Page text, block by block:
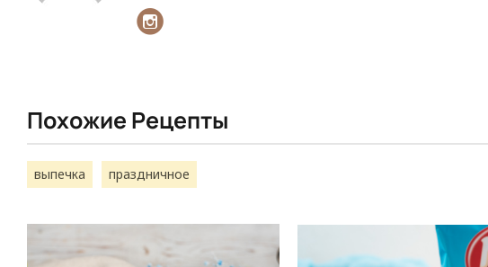
Похожие Рецепты
выпечка праздничное